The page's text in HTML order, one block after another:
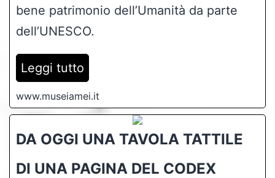
bene patrimonio dell’Umanità da parte
dell’UNESCO.
Leggi tutto
www.museiamei.it
DA OGGI UNA TAVOLA TATTILE
DI UNA PAGINA DEL CODEX